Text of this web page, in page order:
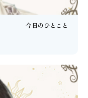
今日のひとこと